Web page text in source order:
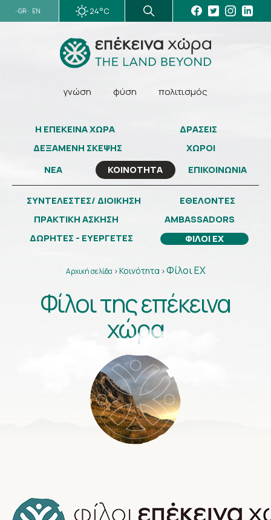
GR EN 24°C
γνώση φύση πολιτισμός
Η ΕΠΕΚΕΙΝΑ ΧΩΡΑ
ΔΡΑΣΕΙΣ
ΔΕΞΑΜΕΝΗ ΣΚΕΨΗΣ
ΧΩΡΟΙ
ΝΕΑ
ΚΟΙΝΟΤΗΤΑ ΕΠΙΚΟΙΝΩΝΙΑ
ΣΥΝΤΕΛΕΣΤΕΣ/ ΔΙΟΙΚΗΣΗ
ΕΘΕΛΟΝΤΕΣ
ΠΡΑΚΤΙΚΗ ΑΣΚΗΣΗ
AMBASSADORS
ΔΩΡΗΤΕΣ - ΕΥΕΡΓΕΤΕΣ
ΦΙΛΟΙ ΕΧ
Αρχική σελίδα >Κοινότητα >Φίλοι ΕΧ
Φίλοι της επέκεινα
χώρα